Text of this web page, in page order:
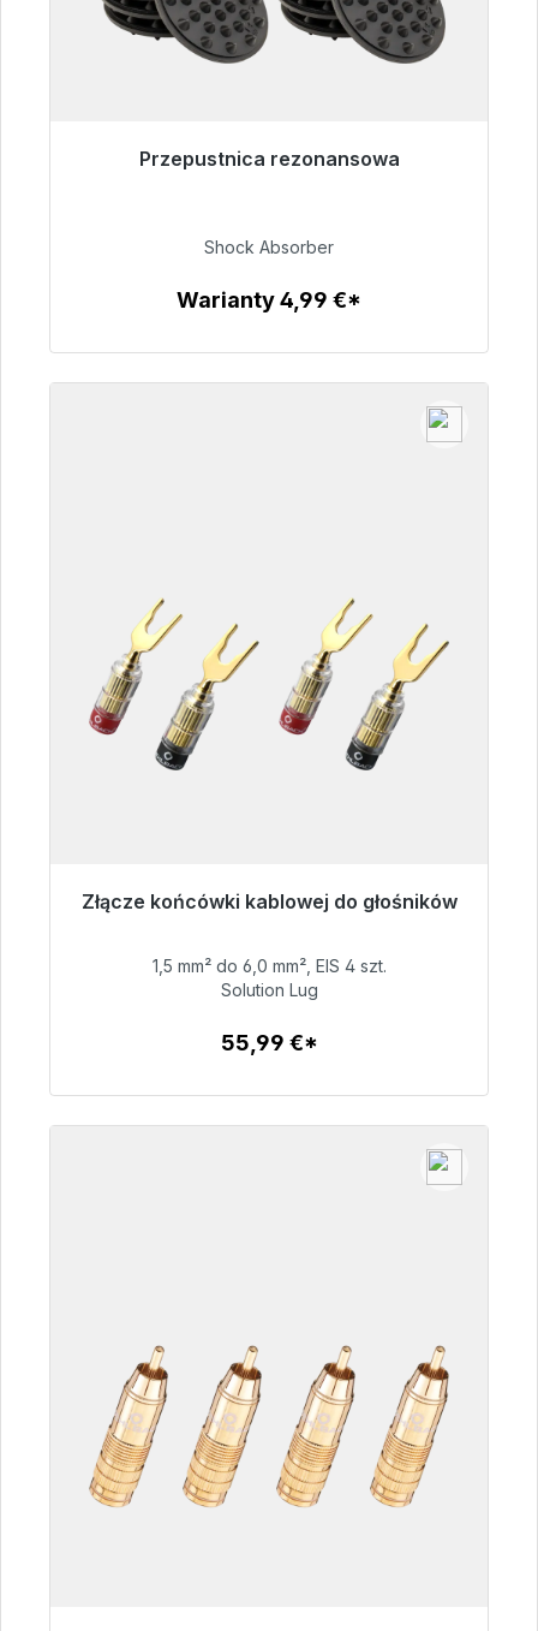
Przepustnica rezonansowa
Gotowy do natychmiastowej wysyłki, czas
54,99 €
Shock Absorber
Warianty 4,99 €*
Złącze końcówki kablowej do głośników
Gotowy do natychmiastowej wysyłki, czas
55,99 €
1,5 mm² do 6,0 mm², EIS 4 szt.
Solution Lug
55,99 €*